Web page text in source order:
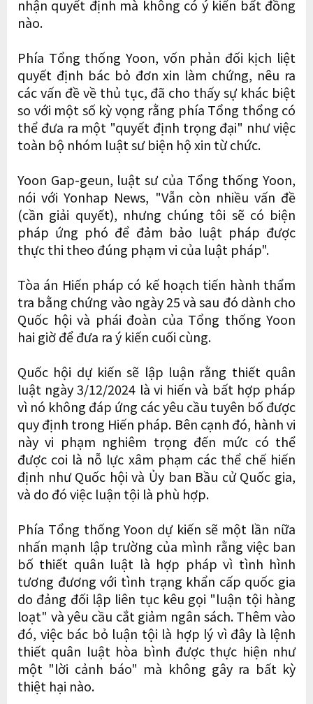
nhận quyết định mà không có ý kiến bất đồng
nào.
Phía Tổng thống Yoon, vốn phản đối kịch liệt
quyết định bác bỏ đơn xin làm chứng, nêu ra
các vấn đề về thủ tục, đã cho thấy sự khác biệt
so với một số kỳ vọng rằng phía Tổng thổng có
thể đưa ra một "quyết định trọng đại" như việc
toàn bộ nhóm luật sư biện hộ xin từ chức.
Yoon Gap-geun, luật sư của Tổng thống Yoon,
nói với Yonhap News, "Vẫn còn nhiều vấn đề
(cần giải quyết), nhưng chúng tôi sẽ có biện
pháp ứng phó để đảm bảo luật pháp được
thực thi theo đúng phạm vi của luật pháp".
Tòa án Hiến pháp có kế hoạch tiến hành thẩm
tra bằng chứng vào ngày 25 và sau đó dành cho
Quốc hội và phái đoàn của Tổng thống Yoon
hai giờ để đưa ra ý kiến ​​cuối cùng.
Quốc hội dự kiến ​​sẽ lập luận rằng thiết quân
luật ngày 3/12/2024 là vi hiến và bất hợp pháp
vì nó không đáp ứng các yêu cầu tuyên bố được
quy định trong Hiến pháp. Bên cạnh đó, hành vi
này vi phạm nghiêm trọng đến mức có thể
được coi là nỗ lực xâm phạm các thể chế hiến
định như Quốc hội và Ủy ban Bầu cử Quốc gia,
và do đó việc luận tội là phù hợp.
Phía Tổng thống Yoon dự kiến ​​sẽ một lần nữa
nhấn mạnh lập trường của mình rằng việc ban
bố thiết quân luật là hợp pháp vì tình hình
tương đương với tình trạng khẩn cấp quốc gia
do đảng đối lập liên tục kêu gọi "luận tội hàng
loạt" và yêu cầu cắt giảm ngân sách. Thêm vào
đó, việc bác bỏ luận tội là hợp lý vì đây là lệnh
thiết quân luật hòa bình được thực hiện như
một "lời cảnh báo" mà không gây ra bất kỳ
thiệt hại nào.